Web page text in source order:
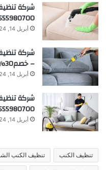
شركة
0555980700 –
أبريل 14, 2024
– خصم30%
أبريل 14, 2024
شركة
0555980700 –
أبريل 14, 2024
تنظيف الكنب تنظيف الكنب